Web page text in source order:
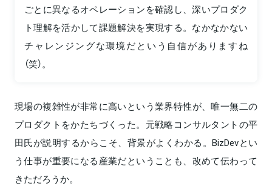
ごとに異なるオペレーションを確認し、深いプロダク
ト理解を活かして課題解決を実現する。なかなかない
チャレンジングな環境だという自信がありますね
（笑）。
現場の複雑性が非常に高いという業界特性が、唯一無二の
プロダクトをかたちづくった。元戦略コンサルタントの平
田氏が説明するからこそ、背景がよくわかる。BizDevとい
う仕事が重要になる産業だということも、改めて伝わって
きただろうか。